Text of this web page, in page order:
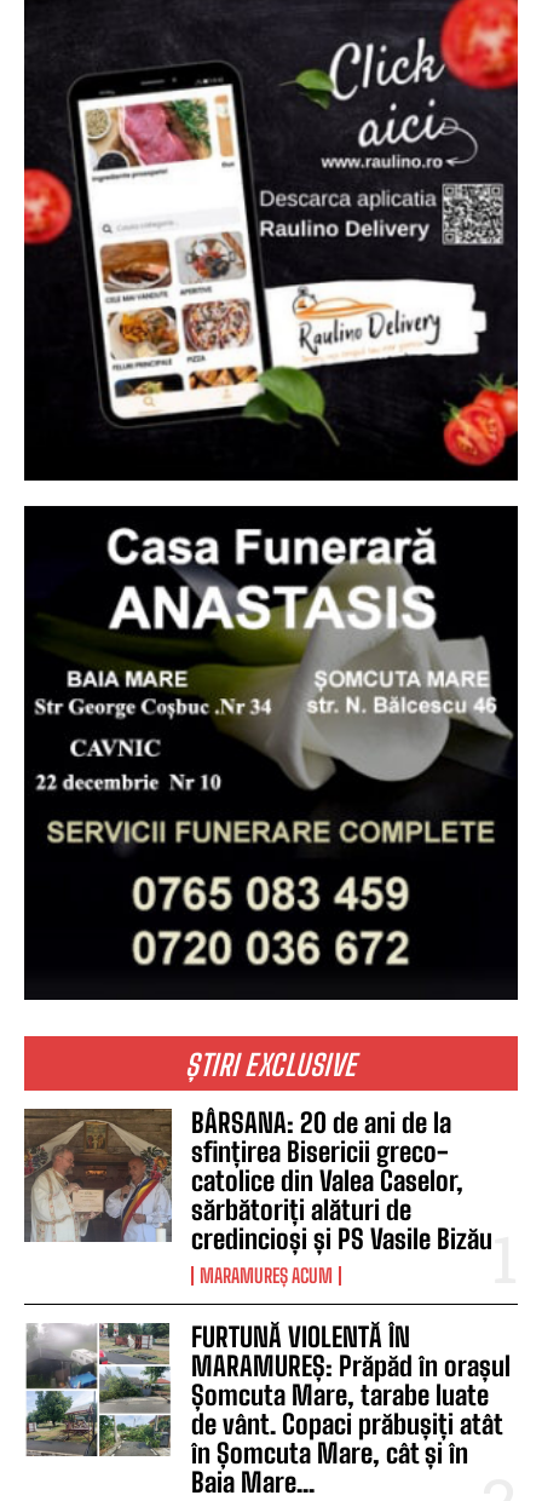
ȘTIRI EXCLUSIVE
BÂRSANA: 20 de ani de la
sfințirea Bisericii greco-
catolice din Valea Caselor,
sărbătoriți alături de
credincioși și PS Vasile Bizău
MARAMUREȘ ACUM
FURTUNĂ VIOLENTĂ ÎN
MARAMUREȘ: Prăpăd în orașul
Șomcuta Mare, tarabe luate
de vânt. Copaci prăbușiți atât
în Șomcuta Mare, cât și în
Baia Mare...